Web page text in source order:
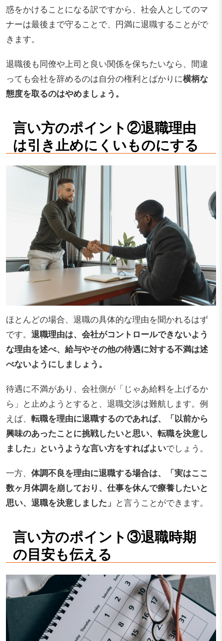
惑をかけることになる訳ですから、社会人としてのマ
ナーは最後まで守ることで、円満に退職することがで
きます。
退職後も同僚や上司と良い関係を保ちたいなら、間違
っても会社を辞めるのは自分の権利とばかりに横柄な
態度を取るのはやめましょう。
言い方のポイント②退職理由
は引き止めにくいものにする
ほとんどの場合、退職の具体的な理由を聞かれるはず
です。 退職理由は、会社がコントロールできないよう
な理由を述べ、給与やその他の待遇に対する不満は述
べないようにしましょう。
待遇に不満があり、会社側が「じゃあ給料を上げるか
ら」と止めようとすると、退職交渉は難航します。例
えば、 転職を理由に退職するのであれば、「以前から
興味のあったことに挑戦したいと思い、転職を決意し
ました」というような言い方をすればよいでしょう。
一方、 体調不良を理由に退職する場合は、「実はここ
数ヶ月体調を崩しており、仕事を休んで療養したいと
思い、退職を決意しました」 と言うことができます。
言い方のポイント③退職時期
の目安も伝える